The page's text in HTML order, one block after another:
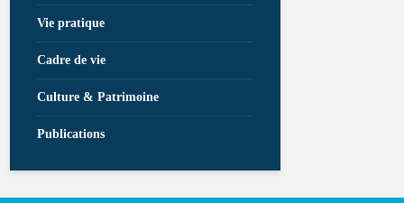
Vie pratique
Cadre de vie
Culture & Patrimoine
Publications